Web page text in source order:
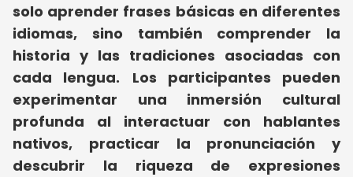
solo aprender frases básicas en diferentes
idiomas, sino también comprender la
historia y las tradiciones asociadas con
cada lengua.
Los participantes pueden
experimentar una inmersión cultural
profunda al interactuar con hablantes
nativos, practicar la pronunciación y
descubrir la riqueza de expresiones